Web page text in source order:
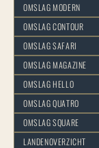
OMSLAG MODERN
OMSLAG CONTOUR
OMSLAG SAFARI
OMSLAG MAGAZINE
OMSLAG HELLO
OMSLAG QUATRO
OMSLAG SQUARE
LANDENOVERZICHT